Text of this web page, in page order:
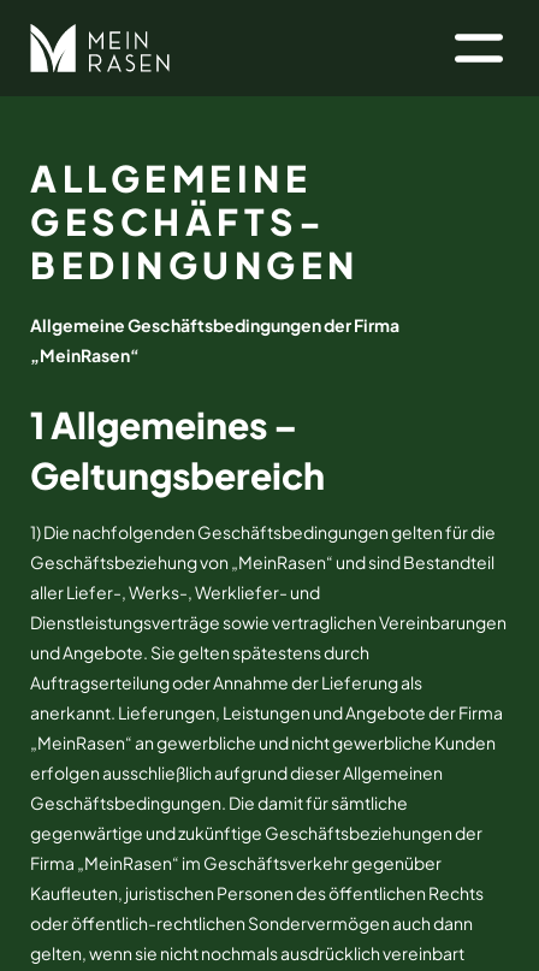
ALLGEMEINE
GESCHÄFTS­
BEDINGUNGEN
Allgemeine Geschäftsbedingungen der Firma
„MeinRasen“
1 Allgemeines –
Geltungsbereich
1) Die nachfolgenden Geschäftsbedingungen gelten für die
Geschäftsbeziehung von „MeinRasen“ und sind Bestandteil
aller Liefer-, Werks-, Werkliefer- und
Dienstleistungsverträge sowie vertraglichen Vereinbarungen
und Angebote. Sie gelten spätestens durch
Auftragserteilung oder Annahme der Lieferung als
anerkannt. Lieferungen, Leistungen und Angebote der Firma
„MeinRasen“ an gewerbliche und nicht gewerbliche Kunden
erfolgen ausschließlich aufgrund dieser Allgemeinen
Geschäftsbedingungen. Die damit für sämtliche
gegenwärtige und zukünftige Geschäftsbeziehungen der
Firma „MeinRasen“ im Geschäftsverkehr gegenüber
Kaufleuten, juristischen Personen des öffentlichen Rechts
oder öffentlich-rechtlichen Sondervermögen auch dann
gelten, wenn sie nicht nochmals ausdrücklich vereinbart